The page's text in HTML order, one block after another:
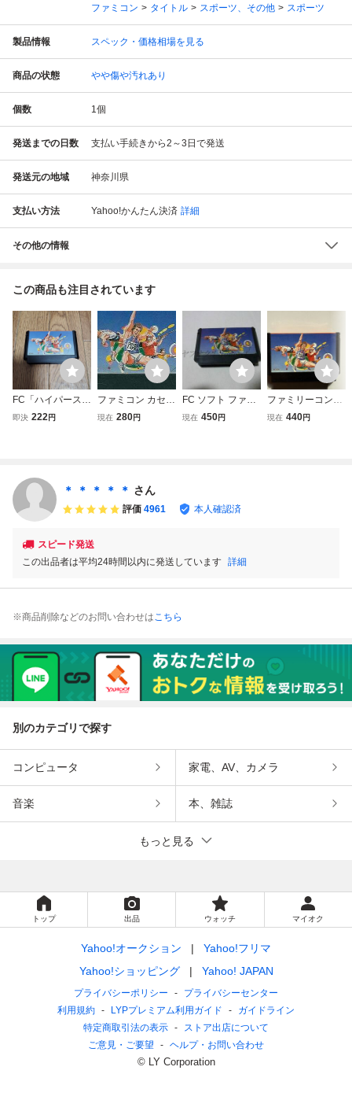
ファミコン
タイトル スポーツ、その他 スポーツ
製品情報 スペック・価格相場を見る
商品の状態 やや傷や汚れあり
個数 1個
発送までの日数 支払い手続きから2～3日で発送
発送元の地域 神奈川県
支払い方法 Yahoo!かんたん決済 詳細
その他の情報
この商品も注目されています
FC「ハイパースポ
ーツ」ソフトのみ
即決 222円
ファミコン カセッ
ト◆ハイパースポ
現在 280円
FC ソフト ファミ
リーコンピュータ
現在 450円
ファミリーコンピ
ュータ ソフト ハ
現在 440円
＊ ＊ ＊ ＊ ＊ さん
評価 4961 本人確認済
スピード発送
この出品者は平均24時間以内に発送しています 詳細
※商品削除などのお問い合わせはこちら
別のカテゴリで探す
コンピュータ 家電、AV、カメラ
音楽 本、雑誌
もっと見る
トップ 出品 ウォッチ マイオク
Yahoo!オークション
Yahoo!フリマ
Yahoo!ショッピング
Yahoo! JAPAN
プライバシーポリシー
プライバシーセンター
利用規約
LYPプレミアム利用ガイド
ガイドライン
特定商取引法の表示
ストア出店について
ご意見・ご要望
ヘルプ・お問い合わせ
© LY Corporation